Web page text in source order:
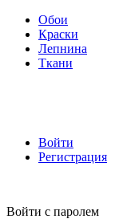
Обои
Краски
Лепнина
Ткани
Войти
Регистрация
Войти с паролем